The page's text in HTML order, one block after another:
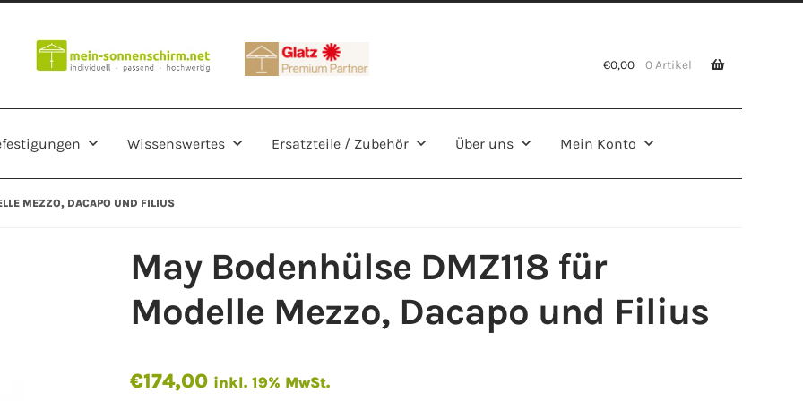
€0,00 0 Artikel
Wissenswertes Ersatzteile / Zubehör Über uns Mein Konto
MEZZO, DACAPO UND FILIUS
May Bodenhülse DMZ118 für
Modelle Mezzo, Dacapo und Filius
€174,00 inkl. 19% MwSt.